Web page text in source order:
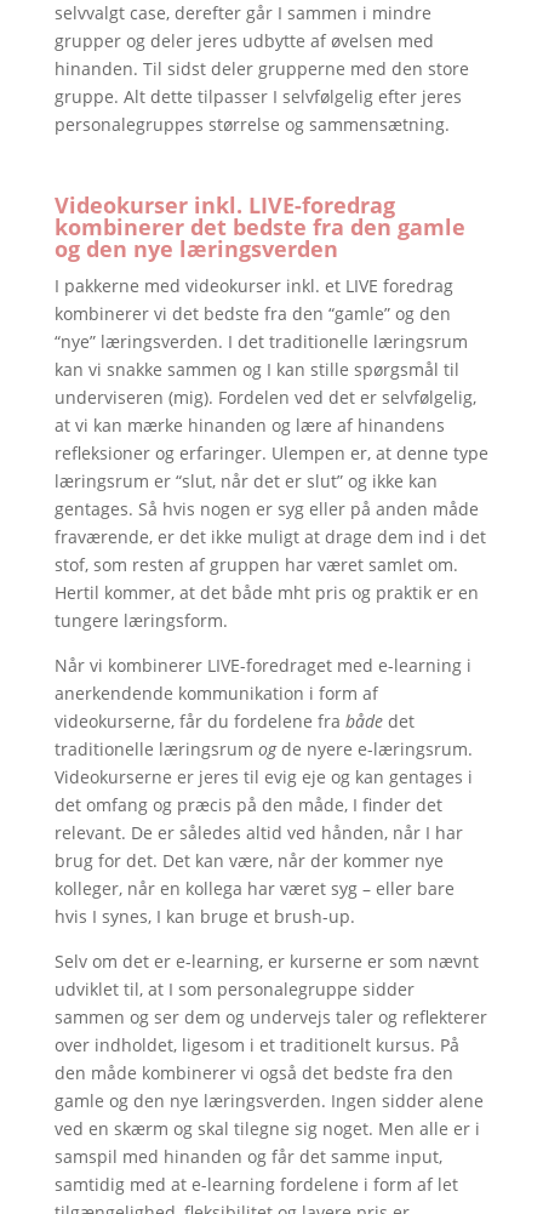
selvvalgt case, derefter går I sammen i mindre
grupper og deler jeres udbytte af øvelsen med
hinanden. Til sidst deler grupperne med den store
gruppe. Alt dette tilpasser I selvfølgelig efter jeres
personalegruppes størrelse og sammensætning.
Videokurser inkl. LIVE-foredrag
kombinerer det bedste fra den gamle
og den nye læringsverden
I pakkerne med videokurser inkl. et LIVE foredrag
kombinerer vi det bedste fra den “gamle” og den
“nye” læringsverden. I det traditionelle læringsrum
kan vi snakke sammen og I kan stille spørgsmål til
underviseren (mig). Fordelen ved det er selvfølgelig,
at vi kan mærke hinanden og lære af hinandens
refleksioner og erfaringer. Ulempen er, at denne type
læringsrum er “slut, når det er slut” og ikke kan
gentages. Så hvis nogen er syg eller på anden måde
fraværende, er det ikke muligt at drage dem ind i det
stof, som resten af gruppen har været samlet om.
Hertil kommer, at det både mht pris og praktik er en
tungere læringsform.
Når vi kombinerer LIVE-foredraget med e-learning i
anerkendende kommunikation i form af
videokurserne, får du fordelene fra bådedet
traditionelle læringsrum ogde nyere e-læringsrum.
Videokurserne er jeres til evig eje og kan gentages i
det omfang og præcis på den måde, I finder det
relevant. De er således altid ved hånden, når I har
brug for det. Det kan være, når der kommer nye
kolleger, når en kollega har været syg – eller bare
hvis I synes, I kan bruge et brush-up.
Selv om det er e-learning, er kurserne er som nævnt
udviklet til, at I som personalegruppe sidder
sammen og ser dem og undervejs taler og reflekterer
over indholdet, ligesom i et traditionelt kursus. På
den måde kombinerer vi også det bedste fra den
gamle og den nye læringsverden. Ingen sidder alene
ved en skærm og skal tilegne sig noget. Men alle er i
samspil med hinanden og får det samme input,
samtidig med at e-learning fordelene i form af let